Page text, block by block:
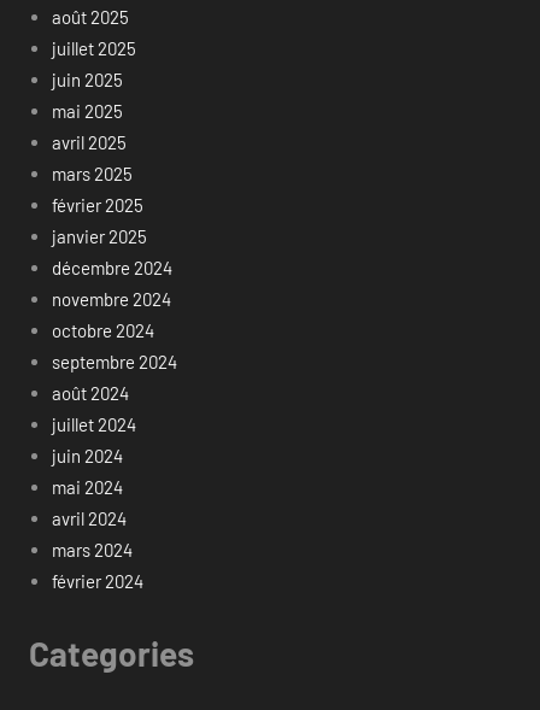
août 2025
juillet 2025
juin 2025
mai 2025
avril 2025
mars 2025
février 2025
janvier 2025
décembre 2024
novembre 2024
octobre 2024
septembre 2024
août 2024
juillet 2024
juin 2024
mai 2024
avril 2024
mars 2024
février 2024
Categories